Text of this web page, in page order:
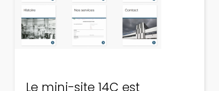
Le mini-site 14C est